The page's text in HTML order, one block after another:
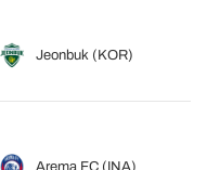
Jeonbuk (KOR)
Arema FC (INA)